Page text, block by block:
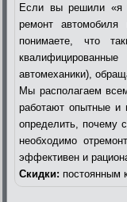
Если вы решили «я
ремонт
понимаете, что
автомеханики),
Мы располагаем
работают опытные и
определить, почему
необходимо
эффективен и
Скидки: постоянным